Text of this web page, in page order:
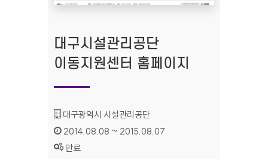
대구시설관리공단
이동지원센터 홈페이지
기관명 :
대구광역시 시설관리공단
인증기간 :
2014.08.08 ~ 2015.08.07
상태 :
만료